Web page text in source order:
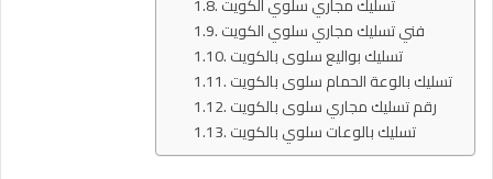
فني تسليك مجاري سلوي الكويت
تسليك بواليع سلوى بالكويت
تسليك بالوعة الحمام سلوى بالكويت
رقم تسليك مجاري سلوى بالكويت
تسليك بالوعات سلوي بالكويت